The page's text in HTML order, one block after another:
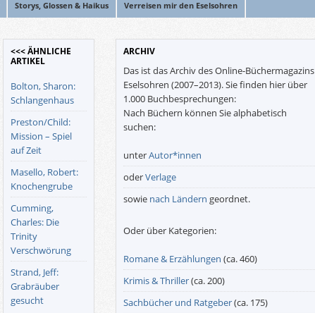
Storys, Glossen & Haikus Verreisen mir den Eselsohren
<<< ÄHNLICHE
ARTIKEL
Bolton, Sharon:
Schlangenhaus
Preston/Child:
Mission – Spiel
auf Zeit
Masello, Robert:
Knochengrube
Cumming,
Charles: Die
Trinity
Verschwörung
Strand, Jeff:
Grabräuber
gesucht
ARCHIV
Das ist das Archiv des Online-Büchermagazins
Eselsohren (2007–2013). Sie finden hier über
1.000 Buchbesprechungen:
Nach Büchern können Sie alphabetisch
suchen:
unterAutor*innen
oderVerlage
sowie nach Ländern geordnet.
Oder über Kategorien:
Romane & Erzählungen (ca. 460)
Krimis & Thriller(ca. 200)
Sachbücher und Ratgeber(ca. 175)